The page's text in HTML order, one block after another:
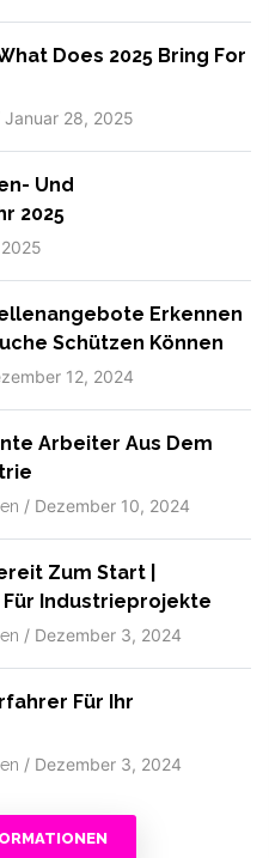
Does 2025 Bring For
Januar 28, 2025
Und
2025
Erkennen
Schützen Können
12, 2024
Arbeiter Aus Dem
/ Dezember 10, 2024
Zum Start |
Industrieprojekte
/ Dezember 3, 2024
Für Ihr
/ Dezember 3, 2024